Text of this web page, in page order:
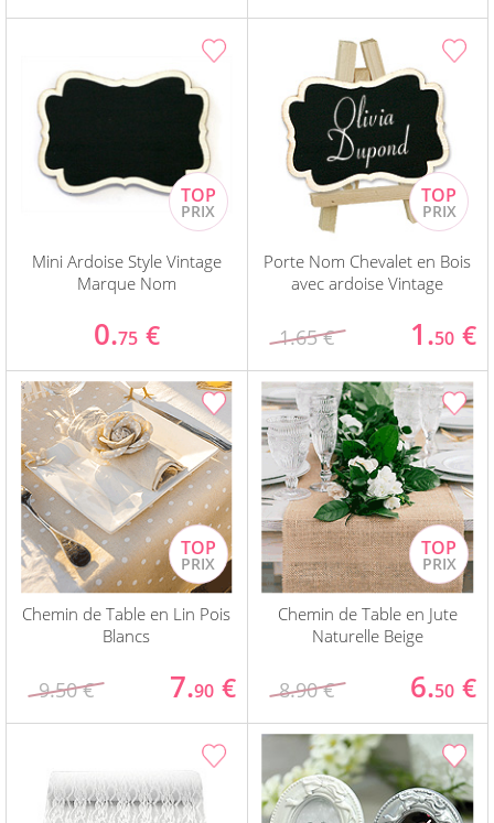
Mini Ardoise Style Vintage
Marque Nom
0.75 €
Porte Nom Chevalet en Bois
avec ardoise Vintage
1.65 € 1.50 €
Chemin de Table en Lin Pois
Blancs
9.50 € 7.90 €
Chemin de Table en Jute
Naturelle Beige
8.90 € 6.50 €